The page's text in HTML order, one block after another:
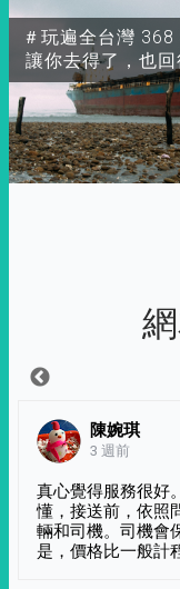
＃玩遍全台灣 368
讓你去得了，也
陳婉琪
3 週前
真心覺得服務很好
懂，接送前，依照
輛和司機。司機會
是，價格比一般計